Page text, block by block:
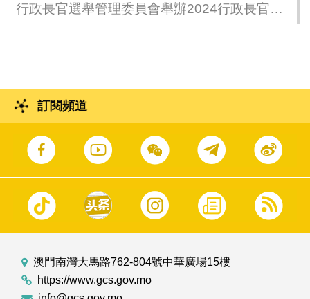
行政長官選舉管理委員會舉辦2024行政長官選
訂閱頻道
澳門南灣大馬路762-804號中華廣場15樓
https://www.gcs.gov.mo